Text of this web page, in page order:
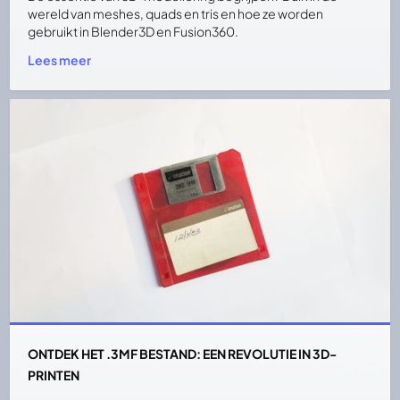
wereld van meshes, quads en tris en hoe ze worden
gebruikt in Blender3D en Fusion360.
Lees meer
ONTDEK HET .3MF BESTAND: EEN REVOLUTIE IN 3D-
PRINTEN